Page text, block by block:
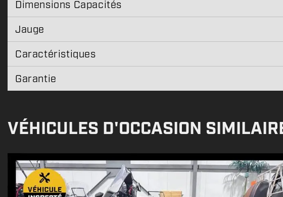
Dimensions Capacités
Jauge
Caractéristiques
Garantie
VÉHICULES D'OCCASION